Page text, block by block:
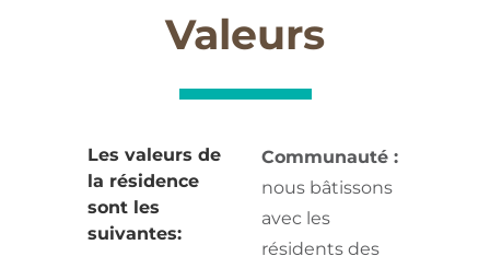
Valeurs
Les valeurs de
la résidence
sont les
suivantes:
Communauté :
nous bâtissons
avec les
résidents des